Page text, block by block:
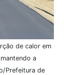
de calor em
a
Prefeitura de